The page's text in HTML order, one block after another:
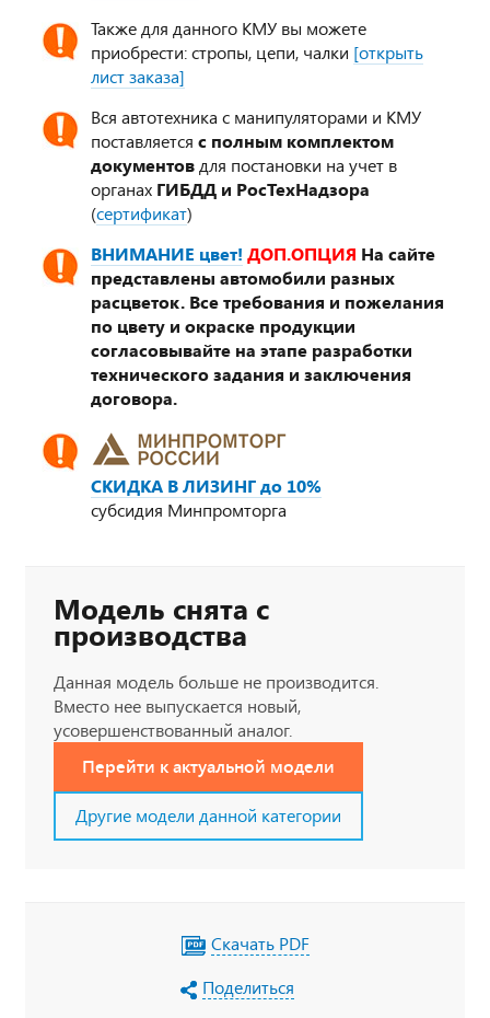
Также для данного КМУ вы можете
приобрести: стропы, цепи, чалки [открыть
лист заказа]
Вся автотехника с манипуляторами и КМУ
поставляется с полным комплектом
документов для постановки на учет в
органах ГИБДД и РосТехНадзора
(сертификат)
ВНИМАНИЕ цвет! ДОП.ОПЦИЯ На сайте
представлены автомобили разных
расцветок. Все требования и пожелания
по цвету и окраске продукции
согласовывайте на этапе разработки
технического задания и заключения
договора.
СКИДКА В ЛИЗИНГ до 10%
субсидия Минпромторга
Модель снята с
производства
Данная модель больше не производится.
Вместо нее выпускается новый,
усовершенствованный аналог.
Перейти к актуальной модели
Другие модели данной категории
Скачать PDF
Поделиться